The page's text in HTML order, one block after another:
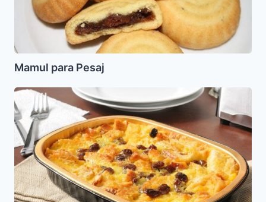
Mamul para Pesaj
Kugel
de
Manzana